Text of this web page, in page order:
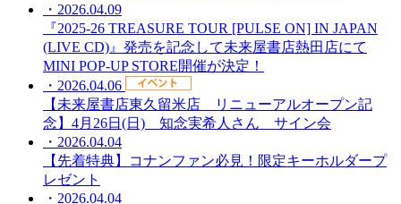
・2026.04.09
『2025-26 TREASURE TOUR [PULSE ON] IN JAPAN
(LIVE CD)』発売を記念して未来屋書店熱田店にて
MINI POP-UP STORE開催が決定！
・2026.04.06
【未来屋書店東久留米店 リニューアルオープン記
念】4月26日(日) 知念実希人さん サイン会
・2026.04.04
【先着特典】コナンファン必見！限定キーホルダープ
レゼント
・2026.04.04